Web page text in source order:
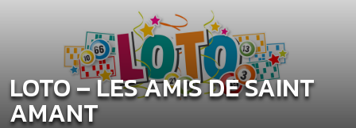
LOTO – LES AMIS DE SAINT
AMANT